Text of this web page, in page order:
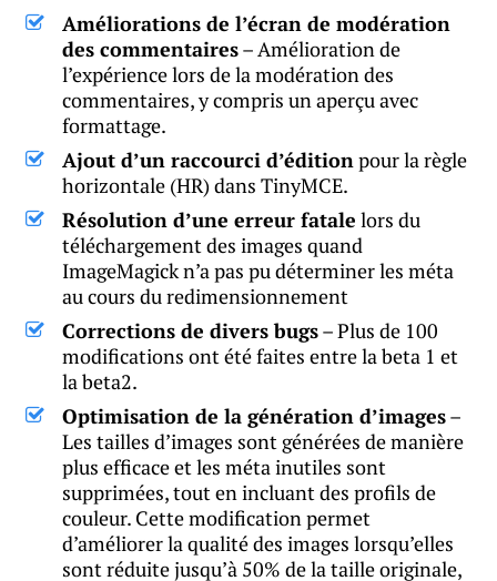
Améliorations de l’écran de modération
des commentaires– Amélioration de
l’expérience lors de la modération des
commentaires, y compris un aperçu avec
formattage.
Ajout d’un raccourci d’éditionpour la règle
horizontale (HR) dans TinyMCE.
Résolution d’une erreur fatale lors du
téléchargement des images quand
ImageMagick n’a pas pu déterminer les méta
au cours du redimensionnement
Corrections de divers bugs– Plus de 100
modifications ont été faites entre la beta 1 et
la beta2.
Optimisation de la génération d’images–
Les tailles d’images sont générées de manière
plus efficace et les méta inutiles sont
supprimées, tout en incluant des profils de
couleur. Cette modification permet
d’améliorer la qualité des images lorsqu’elles
sont réduite jusqu’à 50% de la taille originale,